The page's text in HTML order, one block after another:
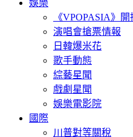
娛樂
《VPOPASIA》開
演唱會搶票情報
日韓爆米花
歌手動態
綜藝星聞
戲劇星聞
娛樂電影院
國際
川普對等關稅